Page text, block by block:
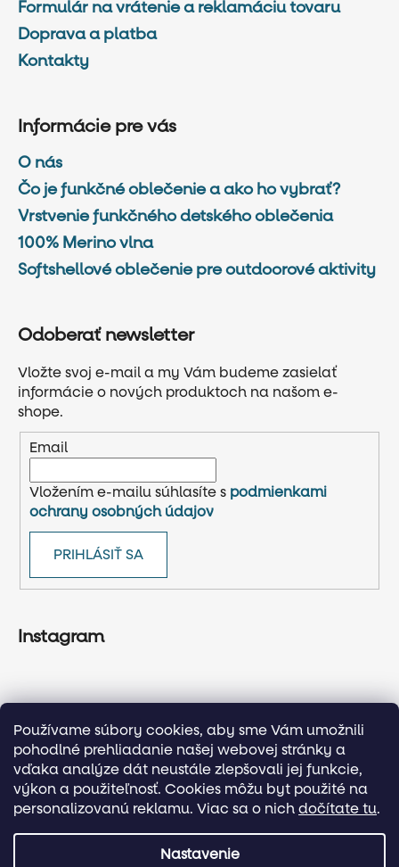
Používame súbory cookies, aby sme Vám umožnili
pohodlné prehliadanie našej webovej stránky a
vďaka analýze dát neustále zlepšovali jej funkcie,
výkon a použiteľnosť. Cookies môžu byt použité na
personalizovanú reklamu. Viac sa o nichdočítate tu.
Nastavenie
Formulár na vrátenie a reklamáciu tovaru
Doprava a platba
Kontakty
Informácie pre vás
O nás
Čo je funkčné oblečenie a ako ho vybrať?
Vrstvenie funkčného detského oblečenia
100% Merino vlna
Softshellové oblečenie pre outdoorové aktivity
Odoberať newsletter
Vložte svoj e-mail a my Vám budeme zasielať
informácie o nových produktoch na našom e-
shope.
Email
Vložením e-mailu súhlasíte s podmienkami
ochrany osobných údajov
PRIHLÁSIŤ SA
Instagram